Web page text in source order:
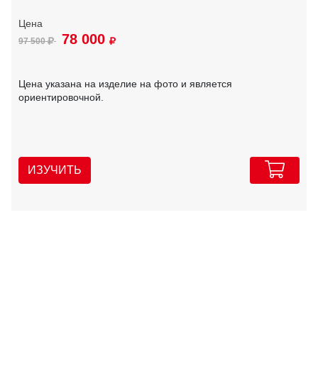
97 500 78 000
Цена указана на изделие на фото и является
ориентировочной.
ИЗУЧИТЬ